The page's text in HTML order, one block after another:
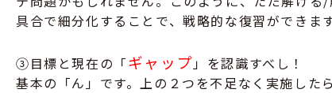
具合で細分化することで、戦略的な復習ができま
③目標と現在の「ギャップ」を認識すべし！
基本の「ん」です。上の２つを不足なく実施した